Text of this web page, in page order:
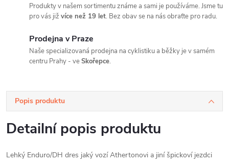
Produkty v našem sortimentu známe a sami je používáme. Jsme tu
pro vás již více než 19 let. Bez obav se na nás obraťte pro radu.
Prodejna v Praze
Naše specializovaná prodejna na cyklistiku a běžky je v samém
centru Prahy - veSkořepce.
Popis produktu
Detailní popis produktu
Lehký Enduro/DH dres jaký vozí Athertonovi a jiní špickoví jezdci